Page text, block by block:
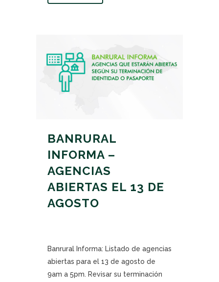
BANRURAL
INFORMA –
AGENCIAS
ABIERTAS EL 13 DE
AGOSTO
Banrural Informa: Listado de agencias
abiertas para el 13 de agosto de
9am a 5pm. Revisar su terminación